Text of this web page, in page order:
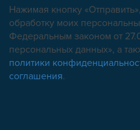
Нажимая кнопку
обработку моих
Федеральным законом от
персональных данных», а
политики
соглашения.